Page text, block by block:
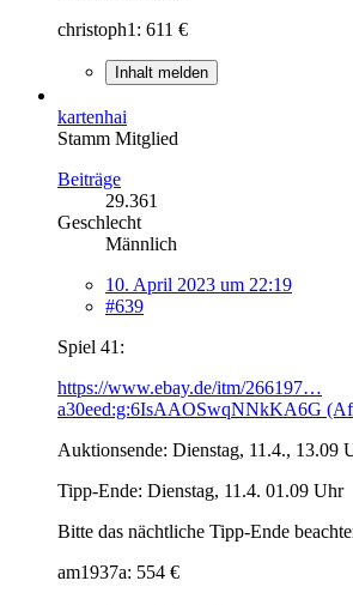
christoph1: 611 €
Inhalt melden
kartenhai
Stamm Mitglied
Beiträge
29.361
Geschlecht
Männlich
10. April 2023 um 22:19
#639
Spiel 41:
https://www.ebay.de/itm/266197…
a30eed:g:6IsAAOSwqNNkKA6G
Auktionsende: Dienstag, 11.4., 13.09
Tipp-Ende: Dienstag, 11.4. 01.09 Uhr
Bitte das nächtliche Tipp-Ende
am1937a: 554 €